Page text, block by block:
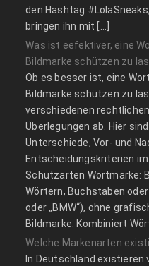
den Hashtag
bringen ihn mit […]
Was ist eefektiver, eine
Bildmarke schützen zu
Ob es besser ist, eine
Bildmarke schützen zu
verschiedenen
Überlegungen ab. Hier
Unterschiede, Vor- und
Entscheidungskriterien
Schutzarten Wortmarke:
Wörtern, Buchstaben oder
oder „BMW“), ohne
Bildmarke: Kombiniert
Welche Markenarten
In Deutschland existieren